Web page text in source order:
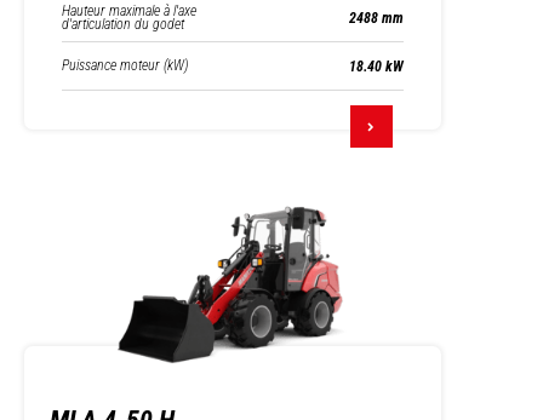
Hauteur maximale à l'axe
d'articulation du godet 2488 mm
Puissance moteur (kW) 18.40 kW